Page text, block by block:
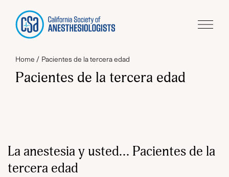
Home Pacientes de la tercera edad
Pacientes de la tercera edad
La anestesia y usted… Pacientes de la
tercera edad